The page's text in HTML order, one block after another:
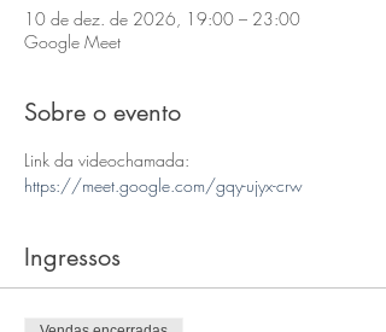
10 de dez. de 2026, 19:00 – 23:00
Google Meet
Sobre o evento
Link da videochamada:
https://meet.google.com/gqy-ujyx-crw
Ingressos